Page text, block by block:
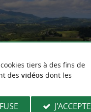
Pays-Basque en automne ?
tiers à des fins de
des vidéosdont les
J'ACCEPTE